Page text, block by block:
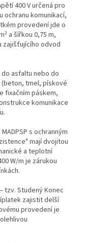
400 V určená pro
ochranu komunikací,
provedení jde o
a šířkou 0,75 m,
zajišťujícího odvod
asfaltu nebo do
tmel, pískové
fixačním páskem,
komunikace
s ochranným
mají dvojitou
a teplotní
W/m je zárukou
tzv. Studený Konec
zajistit delší
provedení je